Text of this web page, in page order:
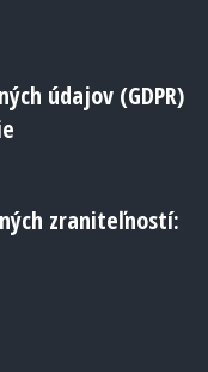
údajov (GDPR)
zraniteľností: